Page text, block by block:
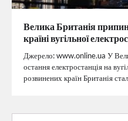
Велика Британія
країні вугільної
Джерело: www.online.ua У
остання електростанція на
розвинених країн Британія